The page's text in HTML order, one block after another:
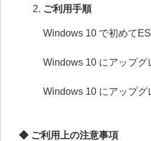
ご利用手順
Windows 10 で初めて
Windows 10 にアップグ
Windows 10 にアップグ
◆ ご利用上の注意事項